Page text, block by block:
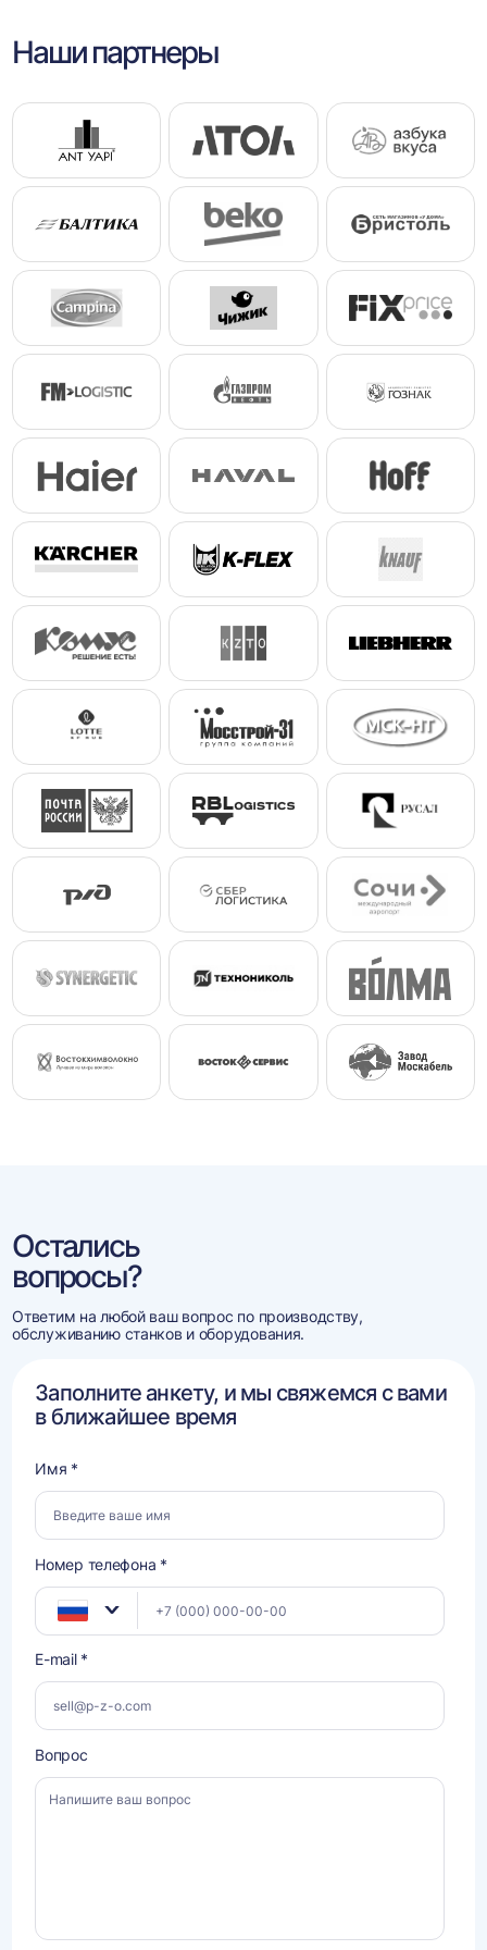
Наши партнеры
Остались
вопросы?
Ответим на любой ваш вопрос по производству,
обслуживанию станков и оборудования.
Заполните анкету, и мы свяжемся с вами
в ближайшее время
Имя *
Номер телефона *
E-mail *
Вопрос